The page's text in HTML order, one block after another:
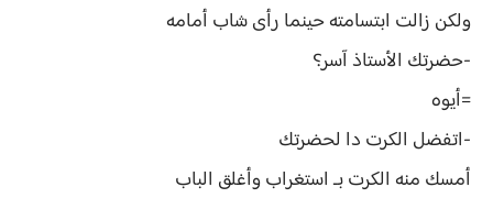
ولكن زالت ابتسامته حينما رأى شاب أمامه
-حضرتك الأستاذ آسر؟
=أيوه
-اتفضل الكرت دا لحضرتك
أمسك منه الكرت بـ استغراب وأغلق الباب